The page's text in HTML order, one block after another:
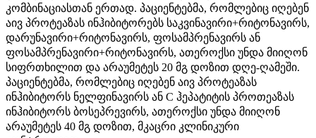
კომბინაციასთან ერთად. პაციენტებმა, რომლებიც იღებენ
აივ პროტეაზას ინჰიბიტორებს საკვინავირი+რიტონავირს,
დარუნავირი+რიტონავირს, ფოსამპრენავირს ან
ფოსამპრენავირი+რიტონავირს, ათეროქსი უნდა მიიღონ
სიფრთხილით და არაუმეტეს 20 მგ დოზით დღე-ღამეში.
პაციენტებმა, რომლებიც იღებენ აივ პროტეაზას
ინჰიბიტორს ნელფინავირს ან С ჰეპატიტის პროთეაზას
ინჰიბიტორს ბოსეპრევირს, ათეროქსი უნდა მიიღონ
არაუმეტეს 40 მგ დოზით, მკაცრი კლინიკური